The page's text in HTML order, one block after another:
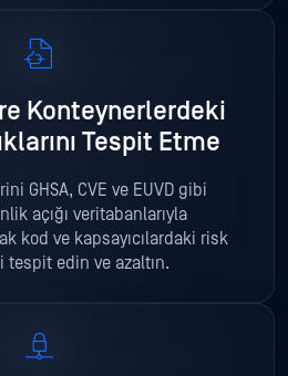
Tespit Etme
GHSA, CVE ve EUVD gibi
açığı veritabanlarıyla
kod ve kapsayıcılardaki risk
tespit edin ve azaltın.